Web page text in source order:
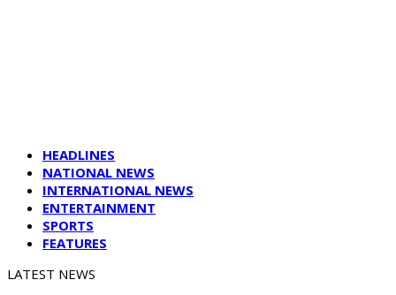
HEADLINES
NATIONAL NEWS
INTERNATIONAL NEWS
ENTERTAINMENT
SPORTS
FEATURES
LATEST NEWS